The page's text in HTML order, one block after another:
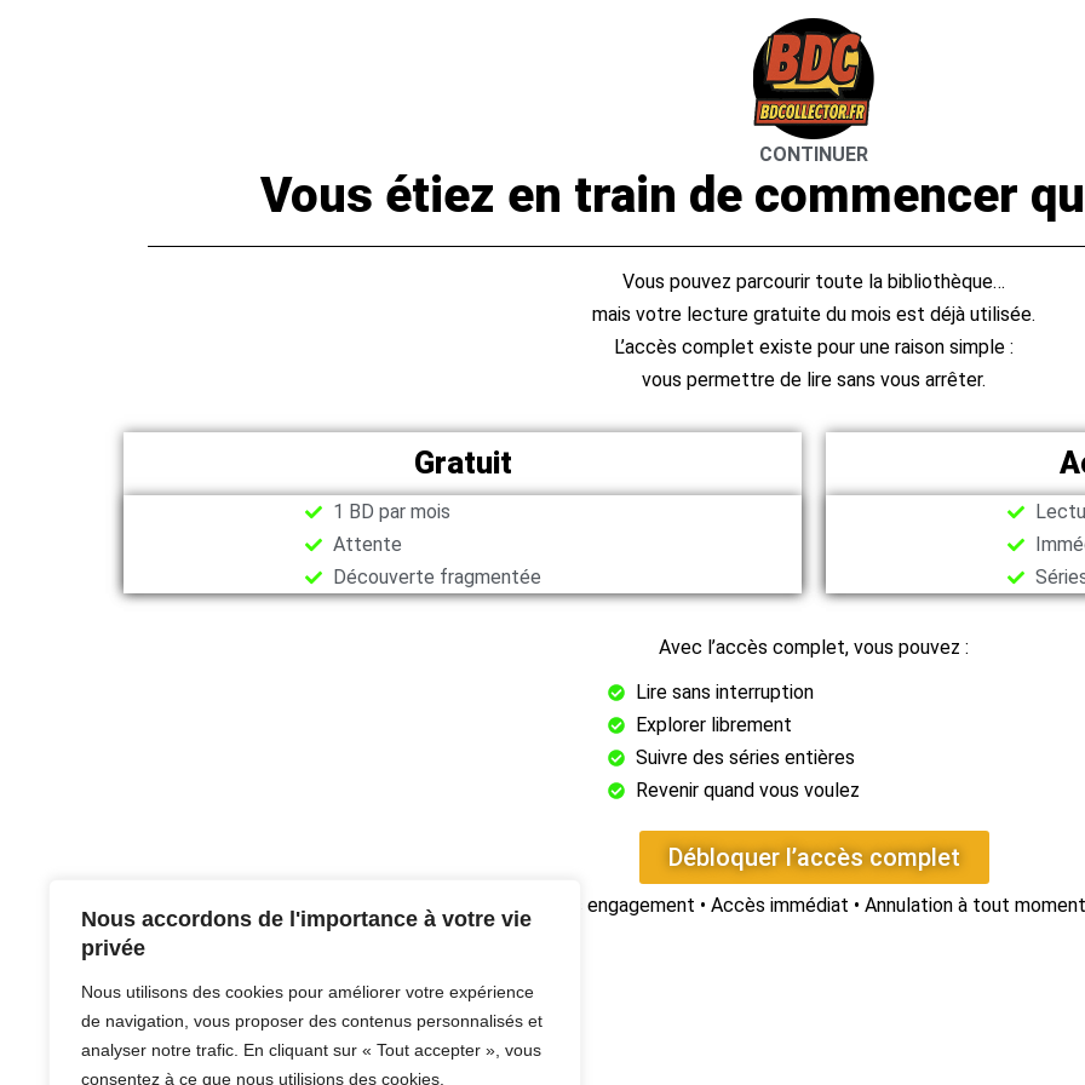
Nous accordons de l'importance à votre vie
privée
Nous utilisons des cookies pour améliorer votre expérience
de navigation, vous proposer des contenus personnalisés et
analyser notre trafic. En cliquant sur « Tout accepter », vous
consentez à ce que nous utilisions des cookies.
CONTINUER
Vous étiez en train de commencer
Vous pouvez parcourir toute la bibliothèque…
mais votre lecture gratuite du mois est déjà utilisée.
L’accès complet existe pour une raison simple :
vous permettre de lire sans vous arrêter.
Gratuit
1 BD par mois
Attente
Découverte fragmentée
Avec l’accès complet, vous pouvez :
Lire sans interruption
Explorer librement
Suivre des séries entières
Revenir quand vous voulez
Débloquer l’accès complet
Sans engagement • Accès immédiat • Annulation à tout moment